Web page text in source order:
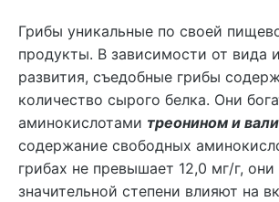
Грибы уникальные по своей
продукты. В зависимости от вида
развития, съедобные грибы
количество сырого белка. Они
аминокислотами треонином и
содержание свободных
грибах не превышает 12,0 мг/г, они
значительной степени влияют на